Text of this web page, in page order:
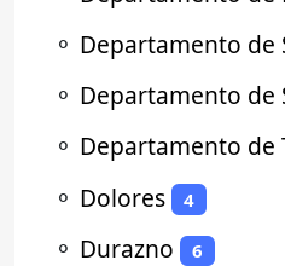
⚬ Departamento de
⚬ Departamento de
⚬ Departamento de
⚬ Dolores 4
⚬ Durazno 6